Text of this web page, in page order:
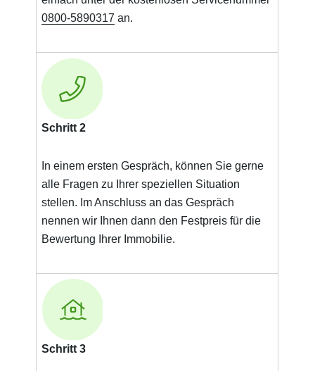
0800-5890317 an.
Schritt 2
In einem ersten Gespräch, können Sie gerne
alle Fragen zu Ihrer speziellen Situation
stellen. Im Anschluss an das Gespräch
nennen wir Ihnen dann den Festpreis für die
Bewertung Ihrer Immobilie.
Schritt 3